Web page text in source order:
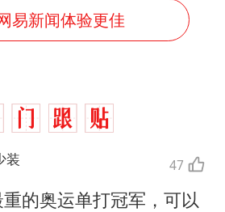
易新闻体验更佳
装 47
的奥运单打冠军，可以